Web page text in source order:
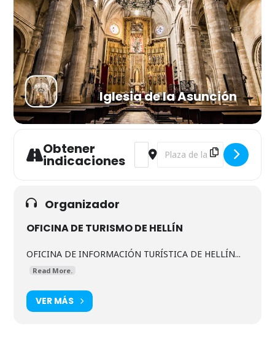
Iglesia de la Asunción
Obtener
indicaciones
Address - VISITA GUIADA
Destination Address -
Organizador
OFICINA DE TURISMO DE HELLÍN
OFICINA DE INFORMACIÓN TURÍSTICA DE HELLÍN...
Read More.
VER MÁS